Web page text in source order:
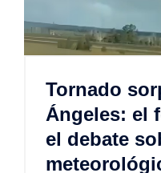
Tornado
Ángeles: el
el debate